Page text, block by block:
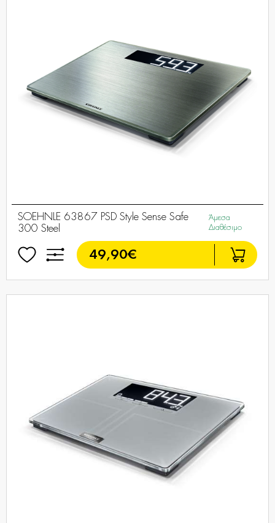
SOEHNLE 63867 PSD Style Sense Safe
300 Steel
Άμεσα
Διαθέσιμο
49,90€